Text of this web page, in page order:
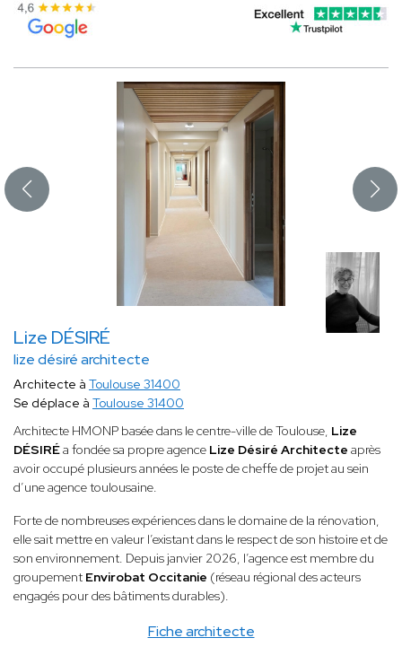
Lize DÉSIRÉ
lize désiré architecte
Fiche architecte
Architecte à Toulouse 31400
Se déplace à Toulouse 31400
Architecte HMONP basée dans le centre-ville de Toulouse, Lize
DÉSIRÉa fondée sa propre agence Lize Désiré Architecte après
avoir occupé plusieurs années le poste de cheffe de projet au sein
d’une agence toulousaine.
Forte de nombreuses expériences dans le domaine de la rénovation,
elle sait mettre en valeur l’existant dans le respect de son histoire et de
son environnement. Depuis janvier 2026, l’agence est membre du
groupement Envirobat Occitanie (réseau régional des acteurs
engagés pour des bâtiments durables).